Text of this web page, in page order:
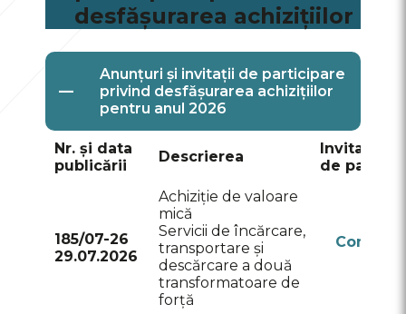
Proiectul de interconectare a
sistemelor electroenergetice
Construcția noului sediu Î.S.
„Moldelectrica”
Proiectul de dezvoltare a
sistemului electroenergetic
desfășurarea achizițiilor
—
Anunțuri și invitații de participare
privind desfășurarea achizițiilor
pentru anul 2026
Nr. și data
publicării
Descrierea
Invitație /
de
185/07-26
29.07.2026
Achiziție de valoare
mică
Servicii de încărcare,
transportare și
descărcare a două
transformatoare de
forță
Conform